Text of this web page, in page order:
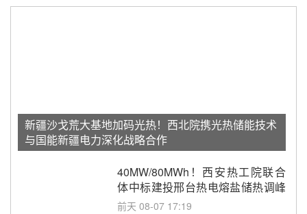
新疆沙戈荒大基地加码光热！西北院携光热储能技术
与国能新疆电力深化战略合作
40MW/80MWh！西安热工院联合
体中标建投邢台热电熔盐储热调峰
调频改造EPC项目
前天 08-07 17:19